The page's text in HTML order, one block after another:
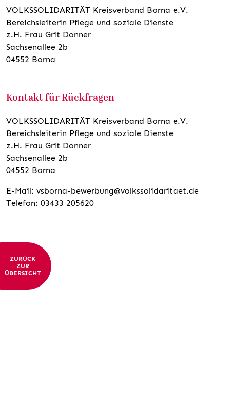
VOLKSSOLIDARITÄT Kreisverband Borna e.V.
Bereichsleiterin Pflege und soziale Dienste
z.H. Frau Grit Donner
Sachsenallee 2b
04552 Borna
Kontakt für Rückfragen
VOLKSSOLIDARITÄT Kreisverband Borna e.V.
Bereichsleiterin Pflege und soziale Dienste
z.H. Frau Grit Donner
Sachsenallee 2b
04552 Borna
E-Mail: vsborna-bewerbung@volkssolidaritaet.de
Telefon: 03433 205620
ZURÜCK
ZUR
ÜBERSICHT